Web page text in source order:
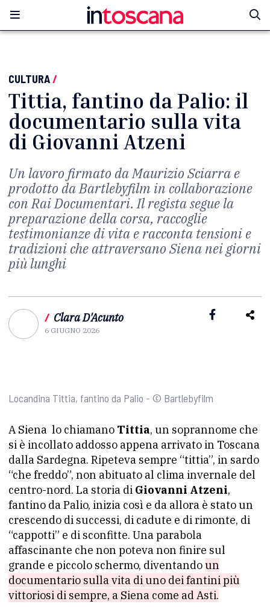
CULTURA/
Tittia, fantino da Palio: il
documentario sulla vita
di Giovanni Atzeni
Un lavoro firmato da Maurizio Sciarra e
prodotto da Bartlebyfilm in collaborazione
con Rai Documentari. Il regista segue la
preparazione della corsa, raccoglie
testimonianze di vita e racconta tensioni e
tradizioni che attraversano Siena nei giorni
più lunghi
/ Clara D'Acunto
6 GIUGNO 2026
Locandina Tittia, fantino da Palio - © Bartlebyfilm
A Siena lo chiamano Tittia, un soprannome che
si è incollato addosso appena arrivato in Toscana
dalla Sardegna. Ripeteva sempre “tittia”, in sardo
“che freddo”, non abituato al clima invernale del
centro-nord. La storia di Giovanni Atzeni,
fantino da Palio, inizia così e da allora è stato un
crescendo di successi, di cadute e di rimonte, di
“cappotti” e di sconfitte. Una parabola
affascinante che non poteva non finire sul
grande e piccolo schermo, diventandoun
documentario sulla vita di uno dei fantini più
vittoriosi di sempre, a Siena come ad Asti.